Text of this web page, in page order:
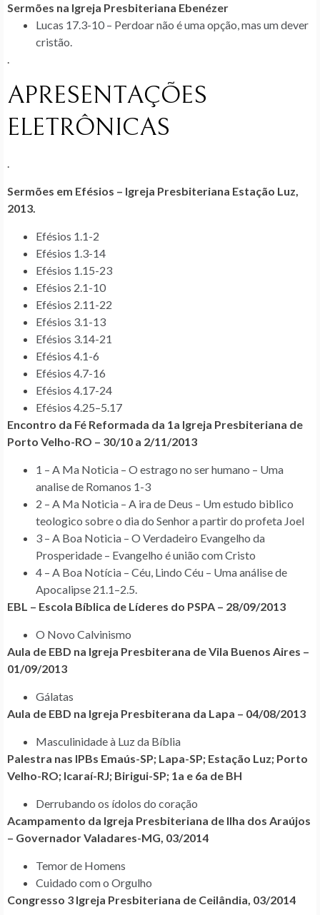
Sermões na Igreja Presbiteriana Ebenézer
Lucas 17.3-10 – Perdoar não é uma opção, mas um dever
cristão.
.
APRESENTAÇÕES
ELETRÔNICAS
.
Sermões em Efésios – Igreja Presbiteriana Estação Luz,
2013.
Efésios 1.1-2
Efésios 1.3-14
Efésios 1.15-23
Efésios 2.1-10
Efésios 2.11-22
Efésios 3.1-13
Efésios 3.14-21
Efésios 4.1-6
Efésios 4.7-16
Efésios 4.17-24
Efésios 4.25–5.17
Encontro da Fé Reformada da 1a Igreja Presbiteriana de
Porto Velho-RO – 30/10 a 2/11/2013
1 – A Ma Noticia – O estrago no ser humano – Uma
analise de Romanos 1-3
2 – A Ma Noticia – A ira de Deus – Um estudo biblico
teologico sobre o dia do Senhor a partir do profeta Joel
3 – A Boa Noticia – O Verdadeiro Evangelho da
Prosperidade – Evangelho é união com Cristo
4 – A Boa Notícia – Céu, Lindo Céu – Uma análise de
Apocalipse 21.1–2.5.
EBL – Escola Bíblica de Líderes do PSPA – 28/09/2013
O Novo Calvinismo
Aula de EBD na Igreja Presbiterana de Vila Buenos Aires –
01/09/2013
Gálatas
Aula de EBD na Igreja Presbiterana da Lapa – 04/08/2013
Masculinidade à Luz da Bíblia
Palestra nas IPBs Emaús-SP; Lapa-SP; Estação Luz; Porto
Velho-RO; Icaraí-RJ; Birigui-SP; 1a e 6a de BH
Derrubando os ídolos do coração
Acampamento da Igreja Presbiteriana de Ilha dos Araújos
– Governador Valadares-MG, 03/2014
Temor de Homens
Cuidado com o Orgulho
Congresso 3 Igreja Presbiteriana de Ceilândia, 03/2014